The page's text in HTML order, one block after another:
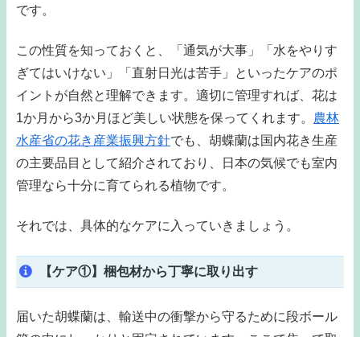
です。
この性質を知っておくと、「通気が大事」「水をやりす
ぎてはいけない」「直射日光は苦手」といったケアのポ
イントが自然と理解できます。適切に管理すれば、花は
1か月から3か月ほど美しい状態を保ってくれます。 農林
水産省の花き産業振興方針でも、胡蝶蘭は国内花き生産
の主要品目として紹介されており、日本の気候でも室内
管理なら十分に育てられる植物です。
それでは、具体的なケアに入っていきましょう。
【ケア①】梱包材から丁寧に取り出す
届いた胡蝶蘭は、輸送中の衝撃から守るために段ボール